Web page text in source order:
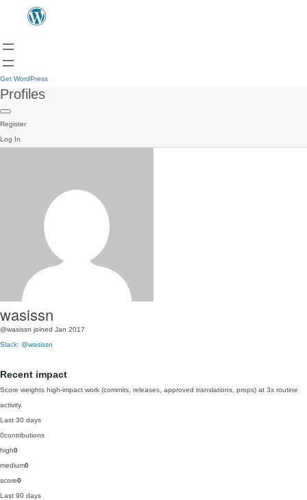
Get WordPress
Profiles
Register
Log In
wasissn
@wasissn joined Jan 2017
Slack: @wasissn
Recent impact
Score weights high-impact work (commits, releases, approved translations, props) at 3x routine
activity.
Last 30 days
0contributions
high0
medium0
score0
Last 90 days